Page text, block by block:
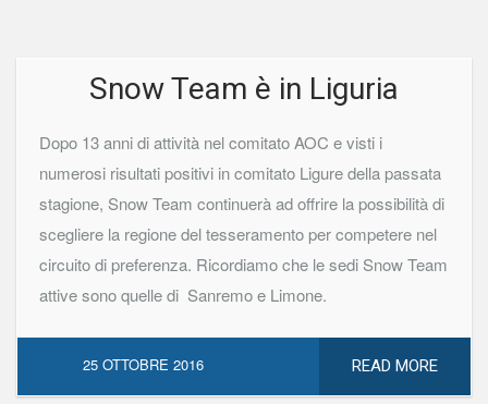
Snow Team è in Liguria
Dopo 13 anni di attività nel comitato AOC e visti i
numerosi risultati positivi in comitato Ligure della passata
stagione, Snow Team continuerà ad offrire la possibilità di
scegliere la regione del tesseramento per competere nel
circuito di preferenza. Ricordiamo che le sedi Snow Team
attive sono quelle di Sanremo e Limone.
READ MORE
25 OTTOBRE 2016